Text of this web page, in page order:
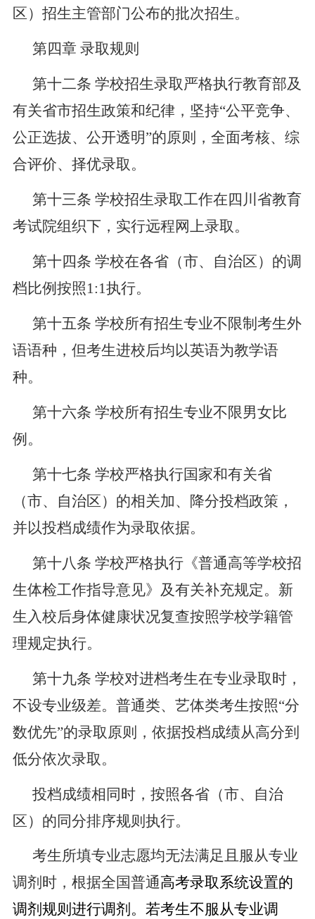
区）招生主管部门公布的批次招生。
第四章 录取规则
第十二条 学校招生录取严格执行教育部及
有关省市招生政策和纪律，坚持“公平竞争、
公正选拔、公开透明”的原则，全面考核、综
合评价、择优录取。
第十三条 学校招生录取工作在四川省教育
考试院组织下，实行远程网上录取。
第十四条 学校在各省（市、自治区）的调
档比例 按照1:1执行。
第十五条 学校所有招生专业不限制考生外
语语种，但考生进校后均以英语为教学语
种。
第十六条 学校所有招生专业不限男女比
例。
第十七条 学校严格执行国家和有关省
（市、自治区）的相关加、降分投档政策，
并以投档成绩作为录取依据。
第十八条 学校严格执行《普通高等学校招
生体检工作指导意见》及有关补充规定。新
生入校后身体健康状况复查按照学校学籍管
理规定执行。
第十九条 学校对进档考生在专业录取时，
不设专业级差。普通类、艺体类考生按照“分
数优先”的录取原则，依据投档成绩从高分到
低分依次录取。
投档成绩相同时，按照各省（市、自治
区）的同分排序规则执行。
考生所填专业志愿均无法满足且服从专业
调剂时，根据全国普通高考录取系统设置的
调剂规则进行调剂。若考生不服从专业调